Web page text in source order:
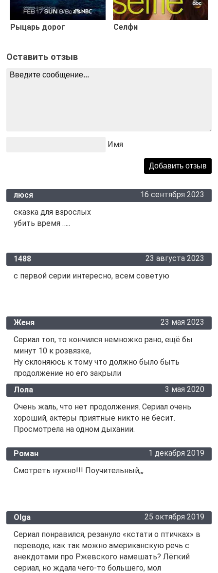
Рыцарь дорог Селфи
Оставить отзыв
Имя
люся
16 сентября 2023
сказка для взрослых
убить время …..
1488
23 августа 2023
с первой серии интересно, всем советую
Женя
23 мая 2023
Сериал топ, то кончился немножко рано, ещё бы
минут 10 к розвязке,
Ну склоняюсь к тому что должно было быть
продолжение но его закрыли
Лола
3 мая 2020
Очень жаль, что нет продолжения. Сериал очень
хороший, актёры приятные никто не бесит.
Просмотрела на одном дыхании.
Роман
1 декабря 2019
Смотреть нужно!!! Поучительный,,,
Olga
25 октября 2019
Сериал понравился, резануло «кстати о птичках» в
переводе, как так можно американскую речь с
анекдотами про Ржевского намешать? Лёгкий
сериал, но ждала чего-то большего, мол